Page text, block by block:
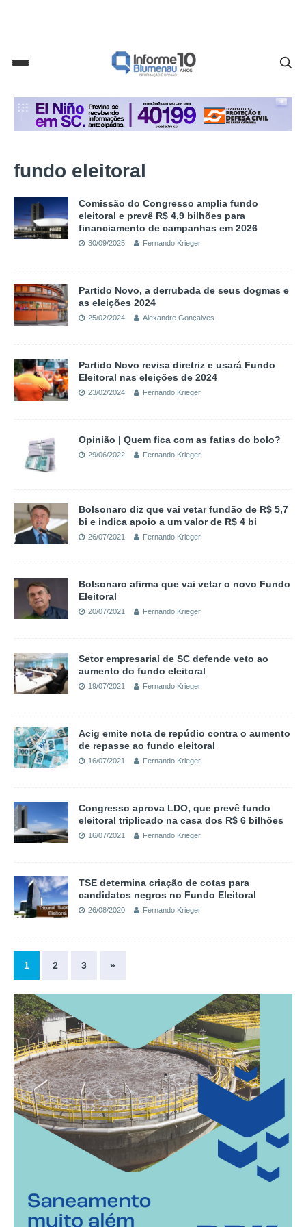
fundo eleitoral
Comissão do Congresso amplia fundo
eleitoral e prevê R$ 4,9 bilhões para
financiamento de campanhas em 2026
30/09/2025 Fernando Krieger
Partido Novo, a derrubada de seus dogmas e
as eleições 2024
25/02/2024 Alexandre Gonçalves
Partido Novo revisa diretriz e usará Fundo
Eleitoral nas eleições de 2024
23/02/2024 Fernando Krieger
Opinião | Quem fica com as fatias do bolo?
29/06/2022 Fernando Krieger
Bolsonaro diz que vai vetar fundão de R$ 5,7
bi e indica apoio a um valor de R$ 4 bi
26/07/2021 Fernando Krieger
Bolsonaro afirma que vai vetar o novo Fundo
Eleitoral
20/07/2021 Fernando Krieger
Setor empresarial de SC defende veto ao
aumento do fundo eleitoral
19/07/2021 Fernando Krieger
Acig emite nota de repúdio contra o aumento
de repasse ao fundo eleitoral
16/07/2021 Fernando Krieger
Congresso aprova LDO, que prevê fundo
eleitoral triplicado na casa dos R$ 6 bilhões
16/07/2021 Fernando Krieger
TSE determina criação de cotas para
candidatos negros no Fundo Eleitoral
26/08/2020 Fernando Krieger
1 2 3 »